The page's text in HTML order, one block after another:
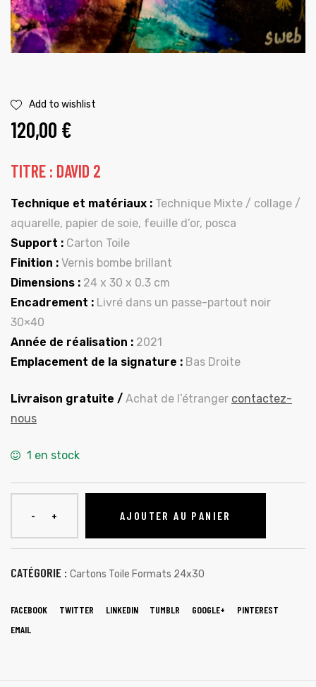
Add to wishlist
120,00 €
TITRE : DAVID 2
Technique et matériaux : Technique Mixte / collage /
aquarelle, papier de soie, feuille d’or, posca
Support : Carton Toile
Finition : Vernis bombe brillant
Dimensions : 24 x 30 x 0.3 cm
Encadrement : Livré dans un passe-partout noir
30×40
Année de réalisation : 2021
Emplacement de la signature : Bas Droite
Livraison gratuite / Achat de l’étranger contactez-
nous
1 en stock
AJOUTER AU PANIER
CATÉGORIE : Cartons Toile Formats 24x30
FACEBOOK TWITTER LINKEDIN TUMBLR GOOGLE+
PINTEREST
EMAIL